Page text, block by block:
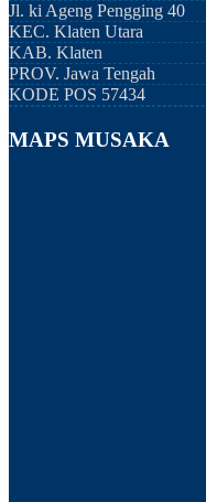
Jl. ki Ageng Pengging 40
KEC. Klaten Utara
KAB. Klaten
PROV. Jawa Tengah
KODE POS 57434
MAPS MUSAKA